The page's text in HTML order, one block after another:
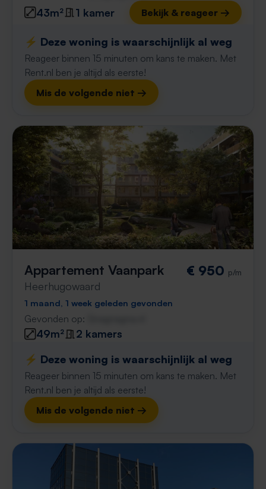
43m² 1 kamer Bekijk & reageer →
⚡️ Deze woning is waarschijnlijk al weg
Reageer binnen 15 minuten om kans te maken. Met
Rent.nl ben je altijd als eerste!
Mis de volgende niet →
Appartement Vaanpark
Heerhugowaard
€ 950 p/m
1 maand, 1 week geleden gevonden
Gevonden op:
49m²
2 kamers
⚡️ Deze woning is waarschijnlijk al weg
Reageer binnen 15 minuten om kans te maken. Met
Rent.nl ben je altijd als eerste!
Mis de volgende niet →